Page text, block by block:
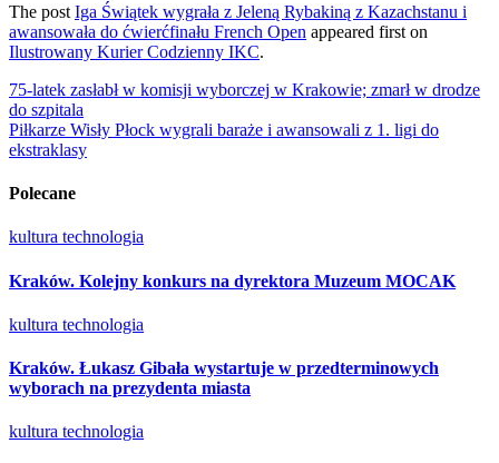
The post Iga Świątek wygrała z Jeleną Rybakiną z Kazachstanu i
awansowała do ćwierćfinału French Open appeared first on
Ilustrowany Kurier Codzienny IKC.
Nawigacja
wpisu
75-latek zasłabł w komisji wyborczej w Krakowie; zmarł w drodze
do szpitala
Piłkarze Wisły Płock wygrali baraże i awansowali z 1. ligi do
ekstraklasy
Polecane
kultura technologia
Kraków. Kolejny konkurs na dyrektora Muzeum MOCAK
kultura technologia
Kraków. Łukasz Gibała wystartuje w przedterminowych
wyborach na prezydenta miasta
kultura technologia